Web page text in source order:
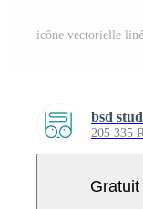
bsd
205 335